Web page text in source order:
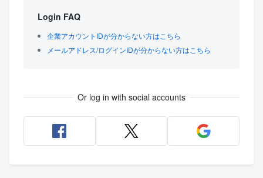
Login FAQ
企業アカウントIDが分からない方はこちら
メールアドレス/ログインIDが分からない方はこちら
Or log in with social accounts